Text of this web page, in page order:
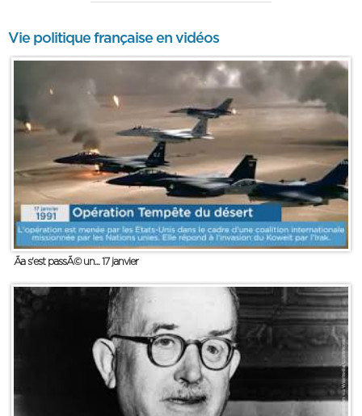
Vie politique française en vidéos
Ãa s'est passÃ© un... 17 janvier